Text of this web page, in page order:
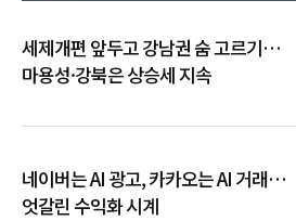
세제개편 앞두고 강남권 숨 고르기…
마용성·강북은 상승세 지속
네이버는 AI 광고, 카카오는 AI 거래…
엇갈린 수익화 시계